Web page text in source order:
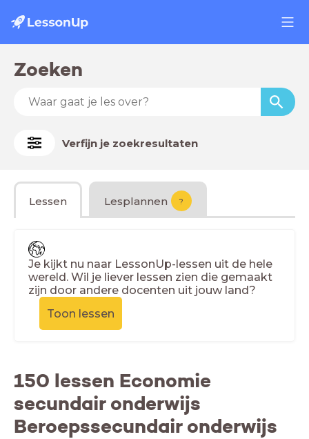
Zoeken
Verfijn je zoekresultaten
Lessen Lesplannen ?
Je kijkt nu naar LessonUp-lessen uit de hele
wereld. Wil je liever lessen zien die gemaakt
zijn door andere docenten uit jouw land?
Toon lessen
150 lessen Economie
secundair onderwijs
Beroepssecundair onderwijs